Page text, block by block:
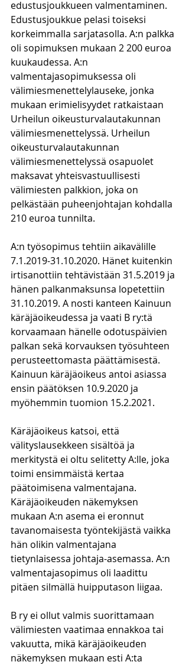
edustusjoukkueen valmentaminen.
Edustusjoukkue pelasi toiseksi
korkeimmalla sarjatasolla. A:n palkka
oli sopimuksen mukaan 2 200 euroa
kuukaudessa. A:n
valmentajasopimuksessa oli
välimiesmenettelylauseke, jonka
mukaan erimielisyydet ratkaistaan
Urheilun oikeusturvalautakunnan
välimiesmenettelyssä. Urheilun
oikeusturvalautakunnan
välimiesmenettelyssä osapuolet
maksavat yhteisvastuullisesti
välimiesten palkkion, joka on
pelkästään puheenjohtajan kohdalla
210 euroa tunnilta.
A:n työsopimus tehtiin aikavälille
7.1.2019-31.10.2020. Hänet kuitenkin
irtisanottiin tehtävistään 31.5.2019 ja
hänen palkanmaksunsa lopetettiin
31.10.2019. A nosti kanteen Kainuun
käräjäoikeudessa ja vaati B ry:tä
korvaamaan hänelle odotuspäivien
palkan sekä korvauksen työsuhteen
perusteettomasta päättämisestä.
Kainuun käräjäoikeus antoi asiassa
ensin päätöksen 10.9.2020 ja
myöhemmin tuomion 15.2.2021.
Käräjäoikeus katsoi, että
välityslausekkeen sisältöä ja
merkitystä ei oltu selitetty A:lle, joka
toimi ensimmäistä kertaa
päätoimisena valmentajana.
Käräjäoikeuden näkemyksen
mukaan A:n asema ei eronnut
tavanomaisesta työntekijästä vaikka
hän olikin valmentajana
tietynlaisessa johtaja-asemassa. A:n
valmentajasopimus oli laadittu
pitäen silmällä huipputason liigaa.
B ry ei ollut valmis suorittamaan
välimiesten vaatimaa ennakkoa tai
vakuutta, mikä käräjäoikeuden
näkemyksen mukaan esti A:ta